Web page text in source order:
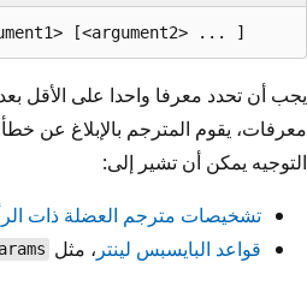
يجب أن تحدد معرفا واحدا على الأقل
معرفات، يقوم المترجم بالإبلاغ عن
التوجيه يمكن أن تشير إلى:
تشخيصات مترجم العضلة ذات
قواعد البايسبس لينتر ، مثل